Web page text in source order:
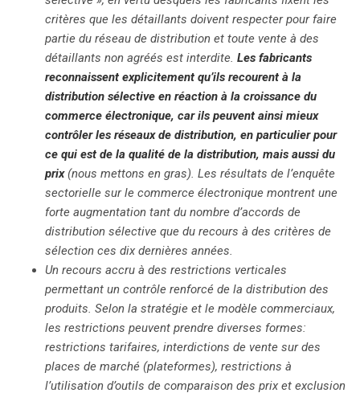
critères que les détaillants doivent respecter pour faire
partie du réseau de distribution et toute vente à des
détaillants non agréés est interdite. Les fabricants
reconnaissent explicitement qu’ils recourent à la
distribution sélective en réaction à la croissance du
commerce électronique, car ils peuvent ainsi mieux
contrôler les réseaux de distribution, en particulier pour
ce qui est de la qualité de la distribution, mais aussi du
prix(nous mettons en gras). Les résultats de l’enquête
sectorielle sur le commerce électronique montrent une
forte augmentation tant du nombre d’accords de
distribution sélective que du recours à des critères de
sélection ces dix dernières années.
Un recours accru à des restrictions verticales
permettant un contrôle renforcé de la distribution des
produits. Selon la stratégie et le modèle commerciaux,
les restrictions peuvent prendre diverses formes:
restrictions tarifaires, interdictions de vente sur des
places de marché (plateformes), restrictions à
l’utilisation d’outils de comparaison des prix et exclusion